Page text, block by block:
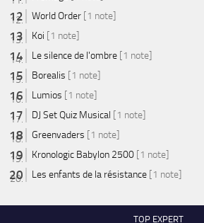
World Order [1 note]
Koi [1 note]
Le silence de l'ombre [1 note]
Borealis [1 note]
Lumios [1 note]
DJ Set Quiz Musical [1 note]
Greenvaders [1 note]
Kronologic Babylon 2500 [1 note]
Les enfants de la résistance [1 note]
TOP EXPERT